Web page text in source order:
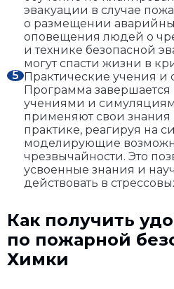
эвакуации в случае
о размещении
оповещения людей о
и технике безопасной
могут спасти жизни в
Практические учения и
Программа
учениями и
применяют свои знания
практике, реагируя на
моделирующие
чрезвычайности. Это
усвоенные знания и
действовать в
Как получить
по пожарной
Химки